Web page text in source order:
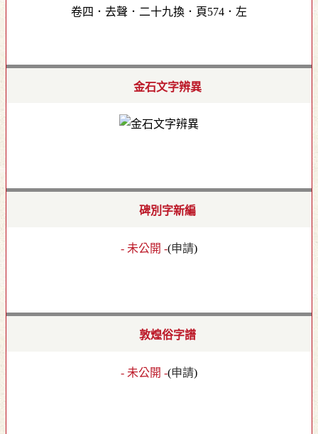
卷四．去聲．二十九換．頁574．左
金石文字辨異
碑別字新編
- 未公開 -(申請)
敦煌俗字譜
- 未公開 -(申請)